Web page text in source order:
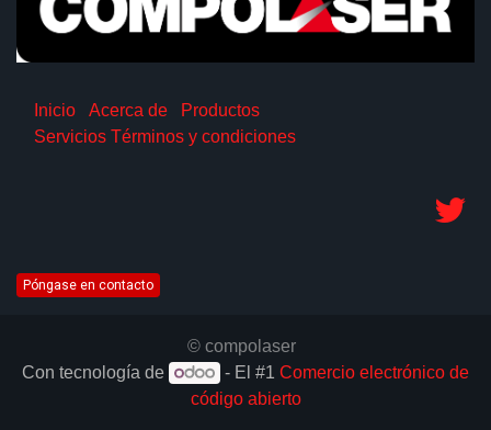
Inicio Acerca de
Productos
Servicios Términos y condiciones
Póngase en contacto
© compolaser
Con tecnología de
- El #1 Comercio electrónico de
código abierto